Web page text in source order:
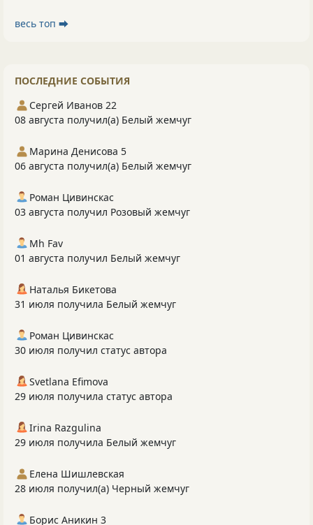
весь топ ⮕
ПОСЛЕДНИЕ СОБЫТИЯ
Сергей Иванов 22
08 августа получил(а) Белый жемчуг
Марина Денисова 5
06 августа получил(а) Белый жемчуг
Роман Цивинскас
03 августа получил Розовый жемчуг
Mh Fav
01 августа получил Белый жемчуг
Наталья Бикетова
31 июля получила Белый жемчуг
Роман Цивинскас
30 июля получил статус автора
Svetlana Efimova
29 июля получила статус автора
Irina Razgulina
29 июля получила Белый жемчуг
Елена Шишлевская
28 июля получил(а) Черный жемчуг
Борис Аникин 3